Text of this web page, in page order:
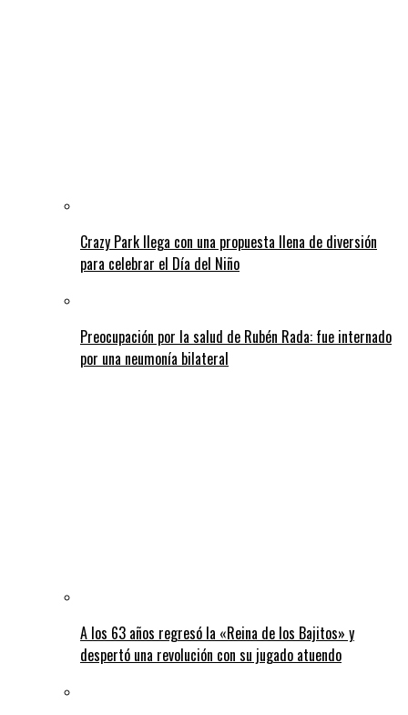
Crazy Park llega con una propuesta llena de diversión
para celebrar el Día del Niño
Preocupación por la salud de Rubén Rada: fue internado
por una neumonía bilateral
A los 63 años regresó la «Reina de los Bajitos» y
despertó una revolución con su jugado atuendo